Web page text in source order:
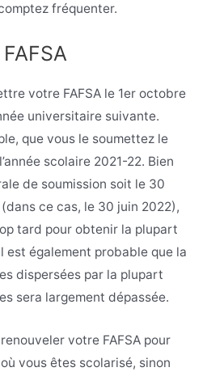
fréquenter.
votre FAFSA le 1er octobre
universitaire suivante.
que vous le soumettez le
scolaire 2021-22. Bien
de soumission soit le 30
ce cas, le 30 juin 2022),
tard pour obtenir la plupart
est également probable que la
dispersées par la plupart
sera largement dépassée.
votre FAFSA pour
vous êtes scolarisé, sinon